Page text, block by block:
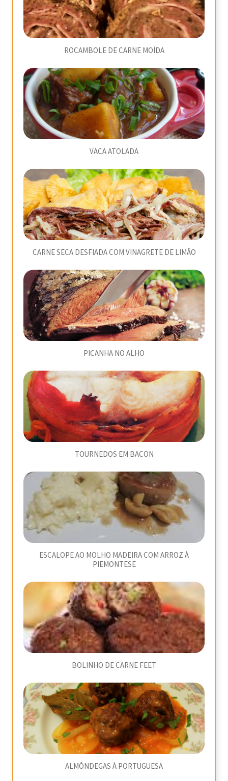
ROCAMBOLE DE CARNE MOÍDA
VACA ATOLADA
CARNE SECA DESFIADA COM VINAGRETE DE LIMÃO
PICANHA NO ALHO
TOURNEDOS EM BACON
ESCALOPE AO MOLHO MADEIRA COM ARROZ À
PIEMONTESE
BOLINHO DE CARNE FEET
ALMÔNDEGAS À PORTUGUESA